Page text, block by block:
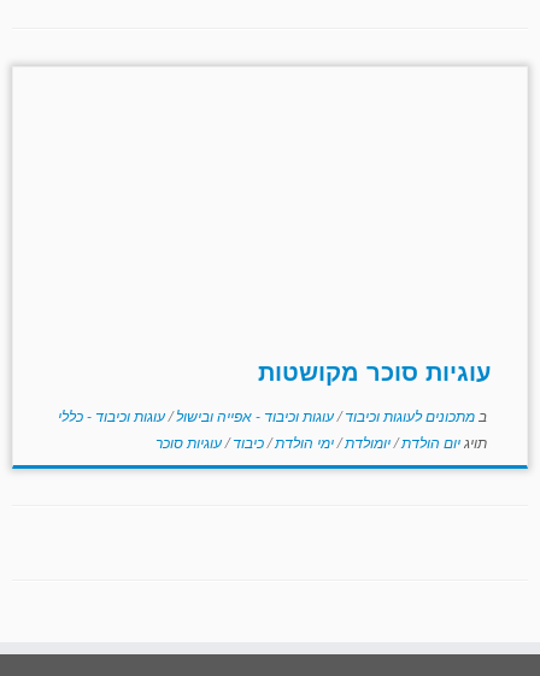
עוגיות סוכר מקושטות
ב מתכונים לעוגות וכיבוד/עוגות וכיבוד - אפייה ובישול/עוגות וכיבוד - כללי
תויגיום הולדת/יומולדת/ימי הולדת/כיבוד/עוגיות סוכר